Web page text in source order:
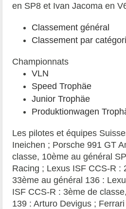
en SP8 et Ivan Jacoma en
Classement général
Classement par
Championnats
VLN
Speed Trophäe
Junior Trophäe
Produktionwagen
Les pilotes et équipes
Ineichen ; Porsche 991 GT
classe, 10ème au général
Racing ; Lexus ISF CCS-R :
33ème au général 136 :
ISF CCS-R : 3ème de
139 : Arturo Devigus ;